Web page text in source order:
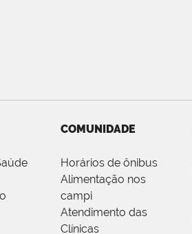
COMUNIDADE
Horários de ônibus
Alimentação nos
campi
Atendimento das
Clínicas